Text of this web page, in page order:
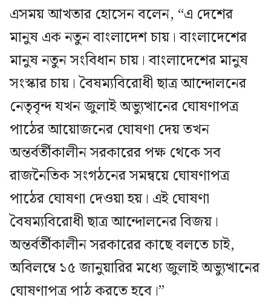
এসময় আখতার হোসেন বলেন, “এ দেশের
মানুষ এক নতুন বাংলাদেশ চায়। বাংলাদেশের
মানুষ নতুন সংবিধান চায়। বাংলাদেশের মানুষ
সংস্কার চায়। বৈষম্যবিরোধী ছাত্র আন্দোলনের
নেতৃবৃন্দ যখন জুলাই অভ্যুত্থানের ঘোষণাপত্র
পাঠের আয়োজনের ঘোষণা দেয় তখন
অন্তর্বর্তীকালীন সরকারের পক্ষ থেকে সব
রাজনৈতিক সংগঠনের সমন্বয়ে ঘোষণাপত্র
পাঠের ঘোষণা দেওয়া হয়। এই ঘোষণা
বৈষম্যবিরোধী ছাত্র আন্দোলনের বিজয়।
অন্তর্বর্তীকালীন সরকারের কাছে বলতে চাই,
অবিলম্বে ১৫ জানুয়ারির মধ্যে জুলাই অভ্যুত্থানের
ঘোষণাপত্র পাঠ করতে হবে।”